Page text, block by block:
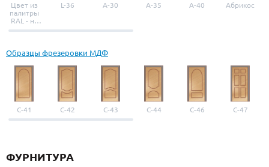
Цвет из
палитры
RAL - на
выбор
L-36 A-30 A-35 A-40 Абрикос
Образцы фрезеровки МДФ
С-41 С-42 С-43 С-44 С-46 С-47
ФУРНИТУРА